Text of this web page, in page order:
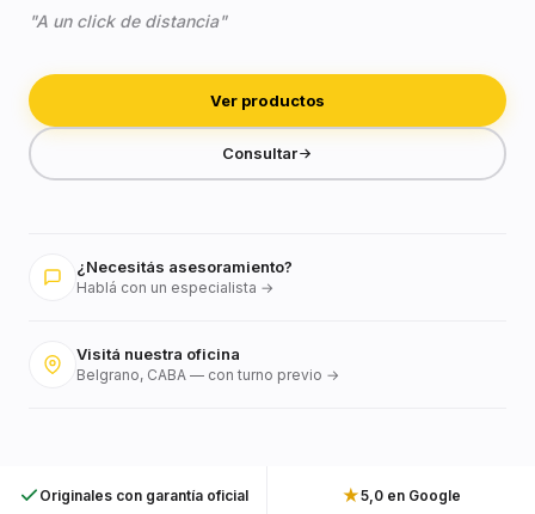
"A un click de distancia"
Ver productos
Consultar
¿Necesitás asesoramiento?
Hablá con un especialista →
Visitá nuestra oficina
Belgrano, CABA — con turno previo →
Originales con garantía oficial ★5,0 en Google